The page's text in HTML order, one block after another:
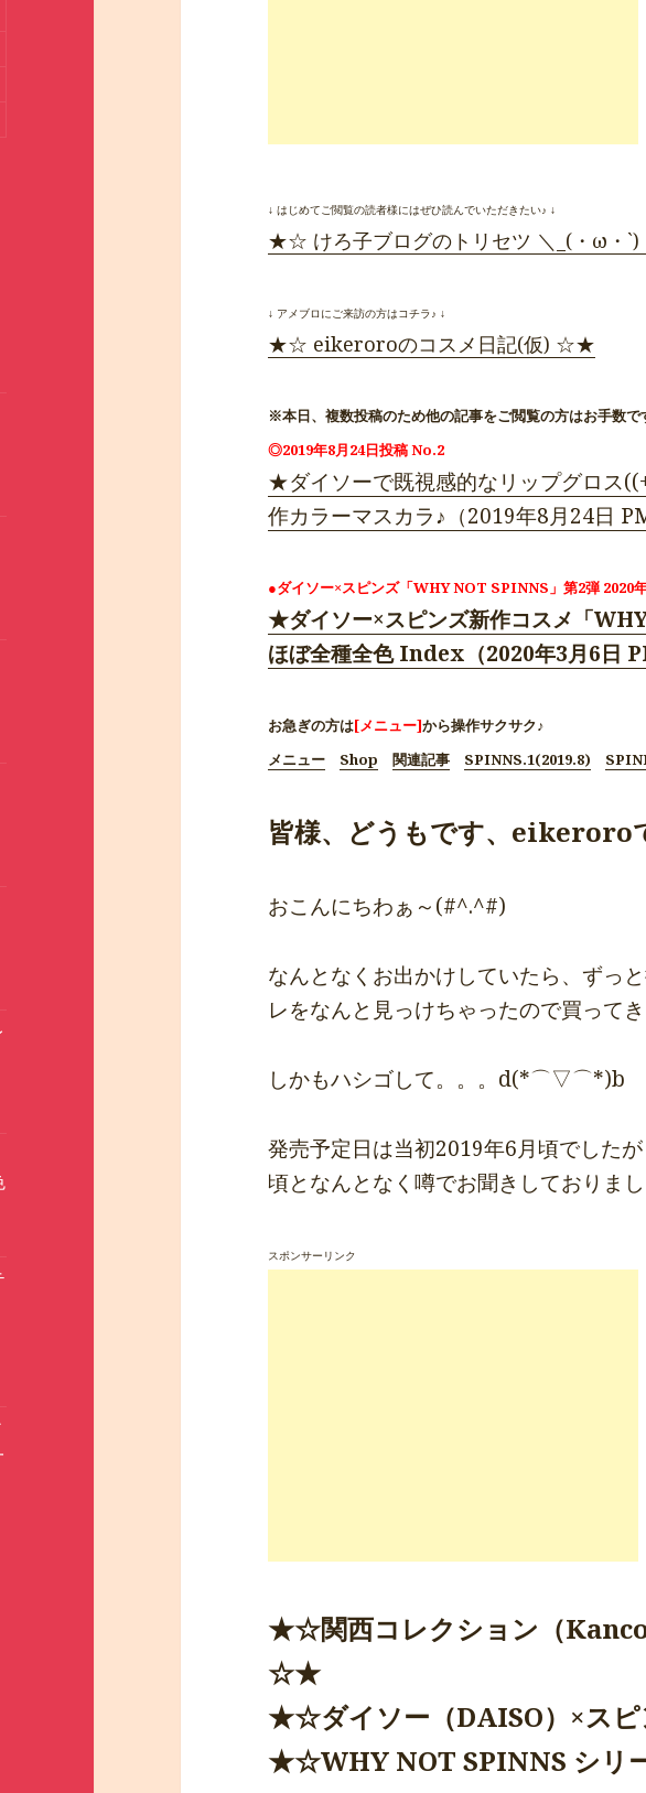
↓ はじめてご閲覧の読者様にはぜひ読んでいただきたい♪ ↓
★☆ けろ子ブログのトリセツ ＼_(・ω・
↓ アメブロにご来訪の方はコチラ♪ ↓
★☆ eikeroroのコスメ日記(仮) ☆★
※本日、複数投稿のため他の記事をご閲覧の方はお手数
◎2019年8月24日投稿 No.2
★ダイソーで既視感的なリップグロス
作カラーマスカラ♪（2019年8月24日
●ダイソー×スピンズ「WHY NOT SPINNS」第2弾 2020
★ダイソー×スピンズ新作コスメ「
ほぼ全種全色 Index（2020年3月6日
お急ぎの方は[メニュー]から操作サクサク♪
メニュー
Shop 関連記事 SPINNS.1(2019.8)
皆様、どうもです、eikeroro
おこんにちわぁ～(#^.^#)
なんとなくお出かけしていたら、ずっ
レをなんと見っけちゃったので買って
しかもハシゴして。。。d(*⌒▽⌒*)b
発売予定日は当初2019年6月頃でした
頃となんとなく噂でお聞きしておりま
スポンサーリンク
★☆関西コレクション（
☆★
★☆ダイソー（DAISO）×ス
★☆WHY NOT SPINNS シ